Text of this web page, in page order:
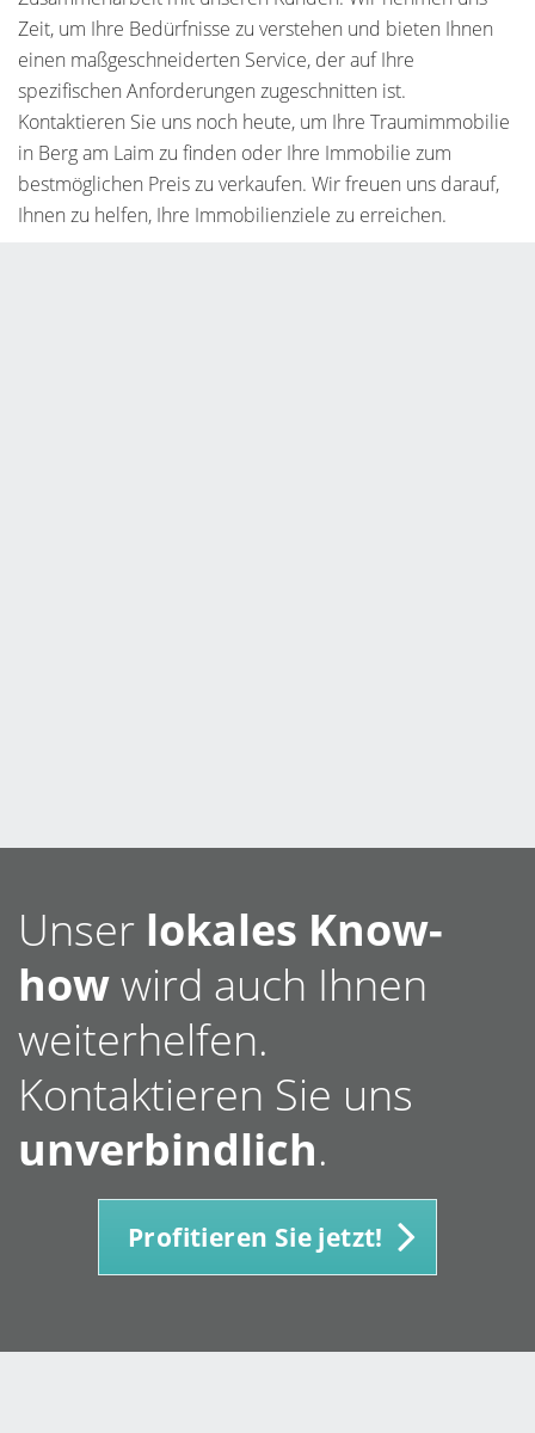
Zeit, um Ihre Bedürfnisse zu verstehen und bieten Ihnen
einen maßgeschneiderten Service, der auf Ihre
spezifischen Anforderungen zugeschnitten ist.
Kontaktieren Sie uns noch heute, um Ihre Traumimmobilie
in Berg am Laim zu finden oder Ihre Immobilie zum
bestmöglichen Preis zu verkaufen. Wir freuen uns darauf,
Ihnen zu helfen, Ihre Immobilienziele zu erreichen.
Unser lokales Know-
howwird auch Ihnen
weiterhelfen.
Kontaktieren Sie uns
unverbindlich.
Profitieren Sie jetzt!